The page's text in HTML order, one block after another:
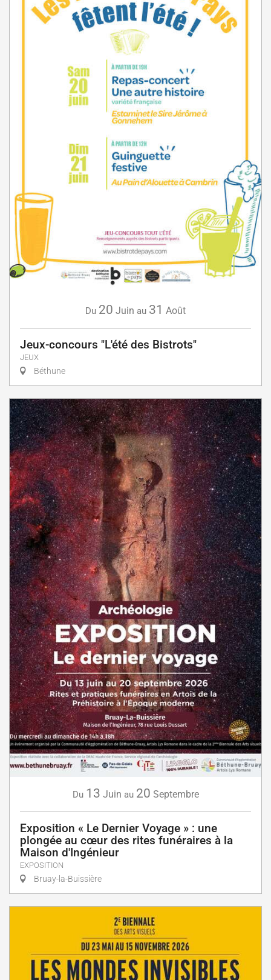
Du 20 Juin au 31 Août
Jeux-concours "L'été des Bistrots"
JEUX
Béthune
Du 13 Juin au 20 Septembre
Exposition « Le Dernier Voyage » : une
plongée au cœur des rites funéraires à la
Maison d'Ingénieur
EXPOSITION
Bruay-la-Buissière